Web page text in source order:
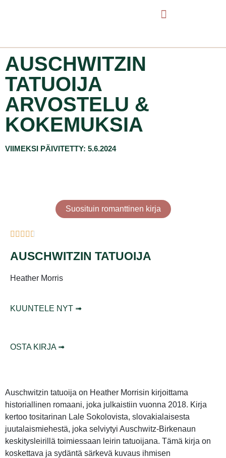
AUSCHWITZIN
TATUOIJA
ARVOSTELU &
KOKEMUKSIA
VIIMEKSI PÄIVITETTY: 5.6.2024
Suosituin romanttinen kirja
AUSCHWITZIN TATUOIJA
Heather Morris
KUUNTELE NYT ➟
OSTA KIRJA ➟
Auschwitzin tatuoija on Heather Morrisin kirjoittama
historiallinen romaani, joka julkaistiin vuonna 2018. Kirja
kertoo tositarinan Lale Sokolovista, slovakialaisesta
juutalaismiehestä, joka selviytyi Auschwitz-Birkenaun
keskitysleirillä toimiessaan leirin tatuoijana. Tämä kirja on
koskettava ja sydäntä särkevä kuvaus ihmisen